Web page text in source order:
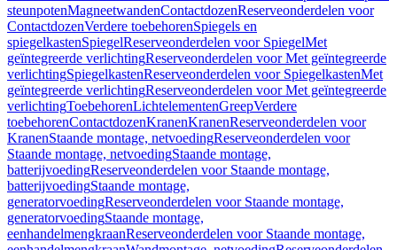
steunpotenMagneetwandenContactdozenReserveonderdelen voor
ContactdozenVerdere toebehorenSpiegels en
spiegelkastenSpiegelReserveonderdelen voor SpiegelMet
geïntegreerde verlichtingReserveonderdelen voor Met geïntegreerde
verlichtingSpiegelkastenReserveonderdelen voor SpiegelkastenMet
geïntegreerde verlichtingReserveonderdelen voor Met geïntegreerde
verlichtingToebehorenLichtelementenGreepVerdere
toebehorenContactdozenKranenKranenReserveonderdelen voor
KranenStaande montage, netvoedingReserveonderdelen voor
Staande montage, netvoedingStaande montage,
batterijvoedingReserveonderdelen voor Staande montage,
batterijvoedingStaande montage,
generatorvoedingReserveonderdelen voor Staande montage,
generatorvoedingStaande montage,
eenhandelmengkraanReserveonderdelen voor Staande montage,